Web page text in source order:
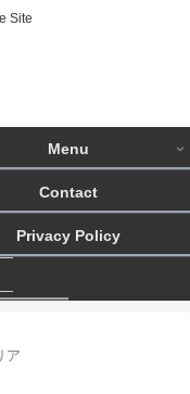
Site
Menu
Contact
Privacy Policy
ア